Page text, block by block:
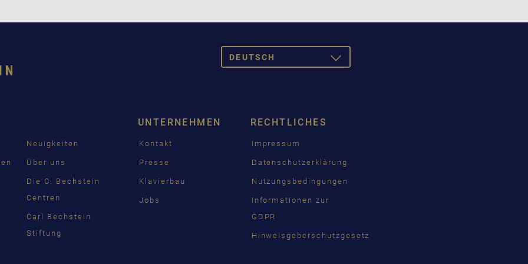
DEUTSCH
TOGGLE
DROPDOWN
ČEŠTINA
中国
Neuigkeiten
Über uns
Die C. Bechstein
Centren
Carl Bechstein
Stiftung
UNTERNEHMEN
Kontakt
Presse
Klavierbau
Jobs
RECHTLICHES
Impressum
Datenschutzerklärung
Nutzungsbedingungen
Informationen zur
GDPR
Hinweisgeberschutzgesetz